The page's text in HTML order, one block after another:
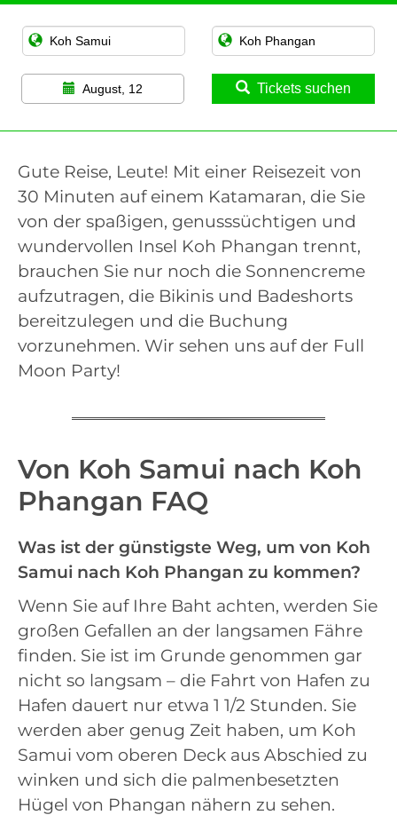
August, 12 Tickets suchen
Gute Reise, Leute! Mit einer Reisezeit von
30 Minuten auf einem Katamaran, die Sie
von der spaßigen, genusssüchtigen und
wundervollen Insel Koh Phangan trennt,
brauchen Sie nur noch die Sonnencreme
aufzutragen, die Bikinis und Badeshorts
bereitzulegen und die Buchung
vorzunehmen. Wir sehen uns auf der Full
Moon Party!
Von Koh Samui nach Koh
Phangan FAQ
Was ist der günstigste Weg, um von Koh
Samui nach Koh Phangan zu kommen?
Wenn Sie auf Ihre Baht achten, werden Sie
großen Gefallen an der langsamen Fähre
finden. Sie ist im Grunde genommen gar
nicht so langsam – die Fahrt von Hafen zu
Hafen dauert nur etwa 1 1/2 Stunden. Sie
werden aber genug Zeit haben, um Koh
Samui vom oberen Deck aus Abschied zu
winken und sich die palmenbesetzten
Hügel von Phangan nähern zu sehen.